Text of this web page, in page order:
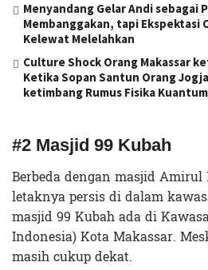
Menyandang Gelar Andi sebagai
Membanggakan, tapi Ekspektasi
Kelewat Melelahkan
Culture Shock Orang Makassar
Ketika Sopan Santun Orang
ketimbang Rumus Fisika Kuantum
#2 Masjid 99 Kubah
Berbeda dengan masjid
letaknya persis di dalam
masjid 99 Kubah ada di
Indonesia) Kota Makassar.
masih cukup dekat.